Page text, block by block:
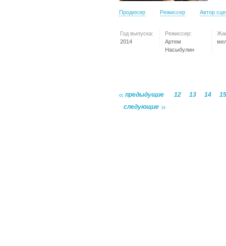
Продюсер Режиссер Автор
Год выпуска:
2014
Режиссер:
Артем
Насыбулин
предыдущие 12 13 14
15
следующие